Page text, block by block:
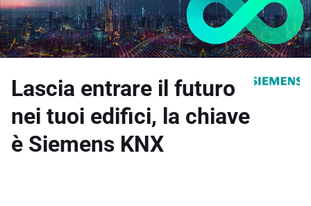
Lascia entrare il futuro
nei tuoi edifici, la chiave
è Siemens KNX